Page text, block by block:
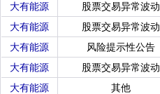
大有能源
股票交易异常波动
大有能源
股票交易异常波动
大有能源
风险提示性公告
大有能源
股票交易异常波动
大有能源
其他